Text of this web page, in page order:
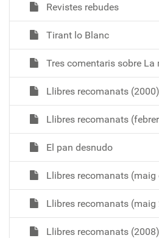
Revistes rebudes
Tirant lo Blanc
Tres comentaris sobre
Llibres recomanats (2000)
Llibres recomanats
El pan desnudo
Llibres recomanats (maig
Llibres recomanats (maig
Llibres recomanats (2008)